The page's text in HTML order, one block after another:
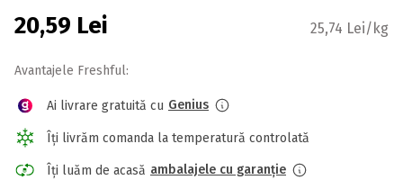
20,59 Lei 25,74 Lei/kg
Avantajele Freshful:
Ai livrare gratuită cu Genius
Îți livrăm comanda la temperatură controlată
Îți luăm de acasă ambalajele cu garanție